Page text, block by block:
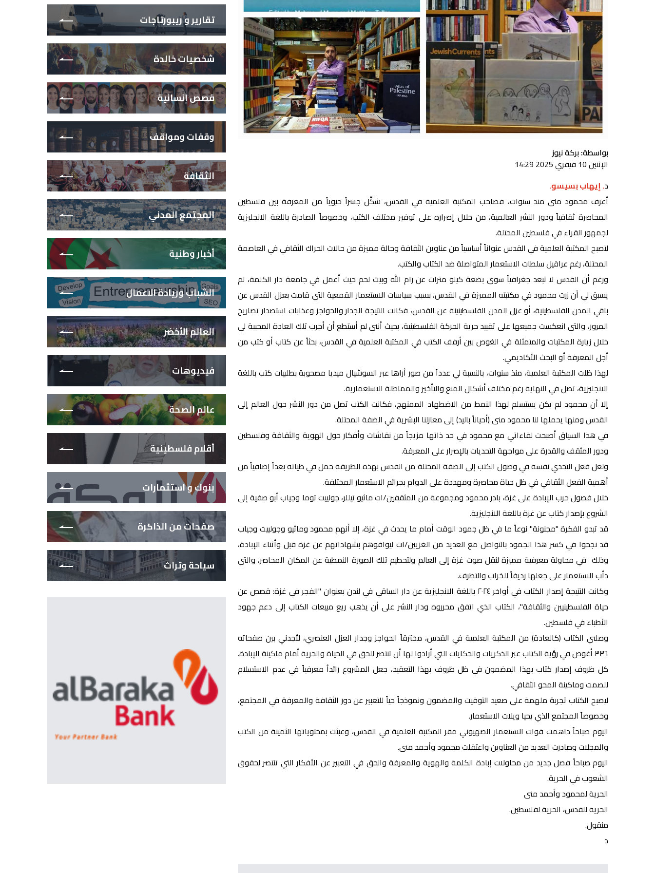
بواسطة: بركة نيوز
الإثنين 10 فيفري 2025 14:29
د. إيهاب بسيسو.
أعرف محمود منى منذ سنوات، فصاحب المكتبة العلمية في القدس، شكَّل جسراً حيوياً من المعرفة بين فلسطين
المحاصرة ثقافياً ودور النشر العالمية، من خلال إصراره على توفير مختلف الكتب، وخصوصاً الصادرة باللغة الانجليزية
لجمهور القراء في فلسطين المحتلة.
لتصبح المكتبة العلمية في القدس عنواناً أساسياً من عناوين الثقافة وحالة مميزة من حالات الحراك الثقافي في العاصمة
المحتلة، رغم عراقيل سلطات الاستعمار المتواصلة ضد الكتاب والكتب.
ورغم أن القدس لا تبعد جغرافياً سوى بضعة كيلو مترات عن رام الله وبيت لحم حيث أعمل في جامعة دار الكلمة، لم
يسبق لي أن زرت محمود في مكتبته المميزة في القدس، بسبب سياسات الاستعمار القمعية التي قامت بعزل القدس عن
باقي المدن الفلسطينية، أو عزل المدن الفلسطينينة عن القدس، فكانت النتيجة الجدار والحواجز وعذابات استصدار تصاريح
المرور، والتي انعكست جميعها على تقييد حرية الحركة الفلسطينية، بحيث أنني لم أستطع أن أجرب تلك العادة المحببة لي
خلال زيارة المكتبات والمتمثلة في الغوص بين أرفف الكتب في المكتبة العلمية في القدس، بحثاً عن كتاب أو كتب من
أجل المعرفة أو البحث الأكاديمي.
لهذا ظلت المكتبة العلمية، منذ سنوات، بالنسبة لي عدداً من صور أراها عبر السوشيال ميديا مصحوبة بطلبيات كتب باللغة
الانجليزية، تصل في النهاية رغم مختلف أشكال المنع والتأخير والمماطلة الاستعمارية.
إلا أن محمود لم يكن يستسلم لهذا النمط من الاضطهاد الممنهج، فكانت الكتب تصل من دور النشر حول العالم إلى
القدس ومنها يحملها لنا محمود منى (أحياناً باليد) إلى معازلنا البشرية في الضفة المحتلة.
في هذا السياق أصبحت لقاءاتي مع محمود في حد ذاتها مزيجاً من نقاشات وأفكار حول الهوية والثقافة وفلسطين
ودور المثقف والقدرة على مواجهة التحديات بالإصرار على المعرفة.
ولعل فعل التحدي نفسه في وصول الكتب إلى الضفة المحتلة من القدس بهذه الطريقة حمل في طياته بعداً إضافياً من
أهمية الفعل الثقافي في ظل حياة محاصرة ومهددة على الدوام بجرائم الاستعمار المختلفة.
خلال فصول حرب الإبادة على غزة، بادر محمود ومجموعة من المثقفين/ات ماثيو تيللر، جولييت توما وجياب أبو صفية إلى
الشروع بإصدار كتاب عن غزة باللغة الانجليزية.
قد تبدو الفكرة "مجنونة" نوعاً ما في ظل جمود الوقت أمام ما يحدث في غزة، إلا أنهم محمود وماثيو وجولييت وجياب
قد نجحوا في كسر هذا الجمود بالتواصل مع العديد من الغزيين/ات ليوافوهم بشهاداتهم عن غزة قبل وأثناء الإبادة،
وذلك في محاولة معرفية مميزة لنقل صوت غزة إلى العالم ولتحطيم تلك الصورة النمطية عن المكان المحاصر، والتي
دأب الاستعمار على جعلها رديفاً للخراب والتطرف.
وكانت النتيجة إصدار الكتاب في أواخر ٢٠٢٤ باللغة الانجليزية عن دار الساقي في لندن بعنوان "الفجر في غزة: قصص عن
حياة الفلسطينيين والثقافة"، الكتاب الذي اتفق محرروه ودار النشر على أن يذهب ريع مبيعات الكتاب إلى دعم جهود
الأطباء في فلسطين.
وصلني الكتاب (كالعادة) من المكتبة العلمية في القدس، مخترقاً الحواجز وجدار العزل العنصري، لأجدني بين صفحاته
٣٣٦ أغوص في رؤية الكتاب عبر الذكريات والحكايات التي أرادوا لها أن تنتصر للحق في الحياة والحرية أمام ماكينة الإبادة.
كل ظروف إصدار كتاب بهذا المضمون في ظل ظروف بهذا التعقيد، جعل المشروع رائداُ معرفياً في عدم الاستسلام
للصمت وماكينة المحو الثقافي.
ليصبح الكتاب تجربة ملهمة على صعيد التوقيت والمضمون ونموذجاً حياً للتعبير عن دور الثقافة والمعرفة في المجتمع،
وخصوصاً المجتمع الذي يحيا ويلات الاستعمار.
اليوم صباحاً داهمت قوات الاستعمار الصهيوني مقر المكتبة العلمية في القدس، وعبثت بمحتوياتها الثمينة من الكتب
والمجلات وصادرت العديد من العناوين واعتقلت محمود وأحمد منى.
اليوم صباحاً فصل جديد من محاولات إبادة الكلمة والهوية والمعرفة والحق في التعبير عن الأفكار التي تنتصر لحقوق
الشعوب في الحرية.
الحرية لمحمود وأحمد منى
الحرية للقدس، الحرية لفلسطين.
منقول.
د
تقارير و ريبورتاجات
شخصيات خالدة
قصص إنسانية
وقفات ومواقف
الثقافة
المجتمع المدني
أخبار وطنية
الشباب وريادة الاعمال
العالم الأخضر
فيديوهات
عالم الصحة
أقلام فلسطينية
بنوك و استثمارات
صفحات من الذاكرة
سياحة وتراث